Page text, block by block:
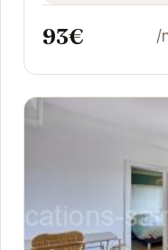
93€ /